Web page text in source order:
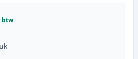
btw